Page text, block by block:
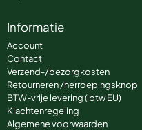
Informatie
Account
Contact
Verzend-/bezorgkosten
Retourneren /herroepingsknop
BTW-vrije levering ( btw EU)
Klachtenregeling
Algemene voorwaarden